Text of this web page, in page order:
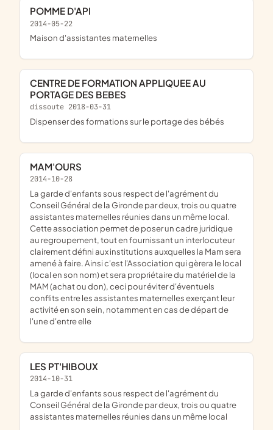
POMME D'API
2014-05-22
maison d'assistantes maternelles
CENTRE DE FORMATION APPLIQUEE AU
PORTAGE DES BEBES
dissoute 2018-03-31
dispenser des formations sur le portage des bébés
MAM'OURS
2014-10-28
la garde d'enfants sous respect de l'agrément du
Conseil Général de la Gironde par deux, trois ou quatre
assistantes maternelles réunies dans un même local.
Cette association permet de poser un cadre juridique
au regroupement, tout en fournissant un interlocuteur
clairement défini aux institutions auxquelles la Mam sera
amené à faire. Ainsi c'est l'Association qui gèrera le local
(local en son nom) et sera propriétaire du matériel de la
MAM (achat ou don), ceci pour éviter d'éventuels
conflits entre les assistantes maternelles exerçant leur
activité en son sein, notamment en cas de départ de
l'une d'entre elle
LES PT'HIBOUX
2014-10-31
la garde d'enfants sous respect de l'agrément du
Conseil Général de la Gironde par deux, trois ou quatre
assistantes maternelles réunies dans un même local